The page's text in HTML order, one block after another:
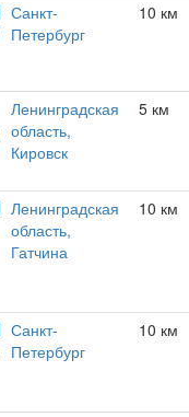
Санкт-
Петербург
10 км
Ленинградская
область,
Кировск
5 км
Ленинградская
область,
Гатчина
10 км
Санкт-
Петербург
10 км